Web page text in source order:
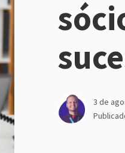
3 de